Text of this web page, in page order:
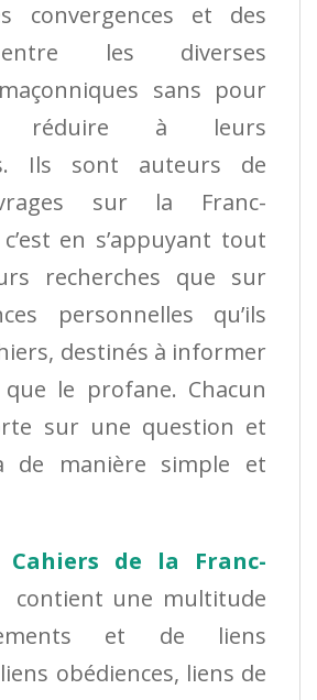
convergences et des
entre les diverses
sans pour
réduire à leurs
Ils sont auteurs de
sur la Franc-
en s’appuyant tout
recherches que sur
personnelles qu’ils
destinés à informer
le profane. Chacun
sur une question et
de manière simple et
Cahiers de la Franc-
contient une multitude
et de liens
obédiences, liens de